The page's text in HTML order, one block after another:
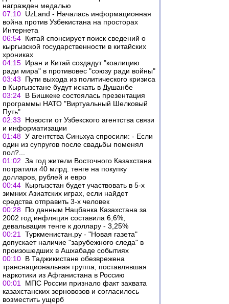
награжден медалью
07:10 UzLand - Началась информационная
война против Узбекистана на просторах
Интернета
06:54 Китай спонсирует поиск сведений о
кыргызской государственности в китайских
хрониках
04:15 Иран и Китай создадут "коалицию
ради мира" в противовес "союзу ради войны"
03:43
Пути выхода из политического кризиса
в Кыргызстане будут искать в Душанбе
03:24 В Бишкеке состоялась презентация
программы НАТО "Виртуальный Шелковый
Путь"
02:33
Новости от Узбекского агентства связи
и информатизации
01:48 У агентства Синьхуа спросили: - Если
один из супругов после свадьбы поменял
пол?...
01:02 За год жители Восточного Казахстана
потратили 40 млрд. тенге на покупку
долларов, рублей и евро
00:44 Кыргызстан будет участвовать в 5-х
зимних Азиатских играх, если найдет
средства отправить 3-х человек
00:28 По данным Нацбанка Казахстана за
2002 год инфляция составила 6,6%,
девальвация тенге к доллару - 3,25%
00:21
Туркменистан.ру - "Новая газета"
допускает наличие "зарубежного следа" в
произошедших в Ашхабаде событиях
00:10 В Таджикистане обезврежена
транснациональная группа, поставлявшая
наркотики из Афганистана в Россию
00:01
МПС России признало факт захвата
казахстанских зерновозов и согласилось
возместить ущерб